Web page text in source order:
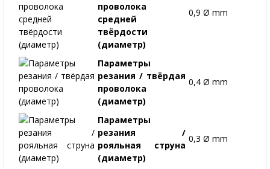
проволока
средней
твёрдости
(диаметр)
0,9 Ø mm
Параметры
резания / твёрдая
проволока
(диаметр)
0,4 Ø mm
Параметры
резания /
рояльная струна
(диаметр)
0,3 Ø mm